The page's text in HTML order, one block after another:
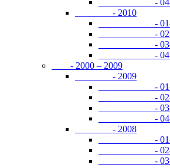
- 04-
- 2010
- 01-
- 02-
- 03-
- 04-
- 2000 – 2009
- 2009
- 01-
- 02-
- 03-
- 04-
- 2008
- 01-
- 02-
- 03-